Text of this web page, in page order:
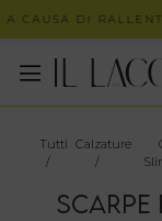
CAUSA DI
Tutti
/
Calzature
/